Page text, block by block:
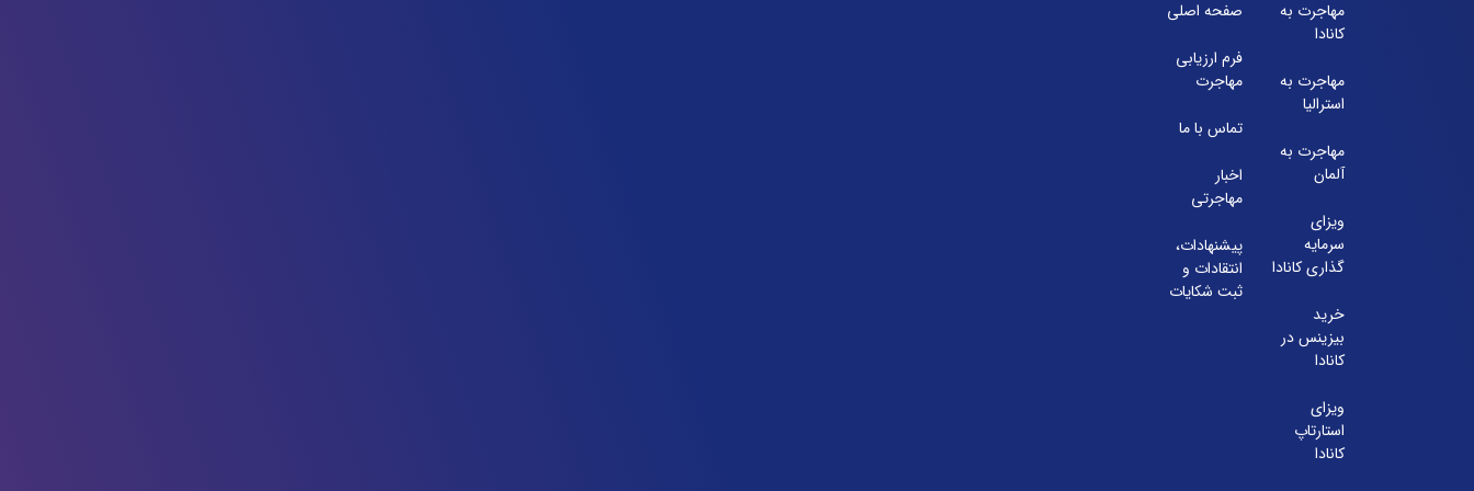
071-91097097
شعبه 2
آدرس:
شیراز بلوار امیر کبیر روبروی خیابان باغ حوض ساختمان برج صنعت
طبقه ۴ پلاک ۴۱۵
تلفن:
071-38385357
مهاجرت به
کانادا
مهاجرت به
استرالیا
مهاجرت به
آلمان
ویزای
سرمایه
گذاری کانادا
خرید
بیزینس در
کانادا
ویزای
استارتاپ
کانادا
صفحه اصلی
فرم ارزیابی
مهاجرت
تماس با ما
اخبار
مهاجرتی
پیشنهادات،
انتقادات و
ثبت شکایات